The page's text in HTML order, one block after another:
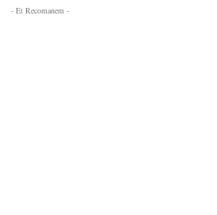
- Et Recomanem -